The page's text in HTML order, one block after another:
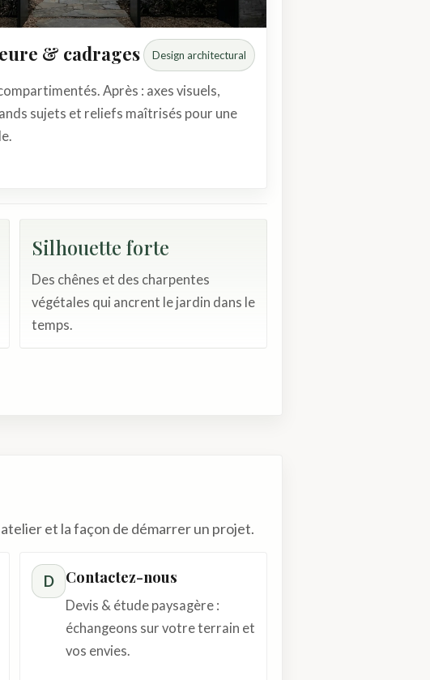
& cadrages Design architectural
Après : axes visuels,
sujets et reliefs maîtrisés pour une
Silhouette forte
Des chênes et des charpentes
végétales qui ancrent le jardin dans le
temps.
et la façon de démarrer un projet.
D Contactez-nous
Devis & étude paysagère :
échangeons sur votre terrain et
vos envies.